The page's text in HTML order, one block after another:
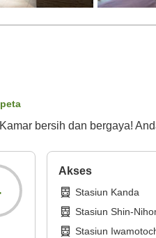
bersih dan bergaya!
Akses
Stasiun Kanda
Stasiun Shin-
Stasiun